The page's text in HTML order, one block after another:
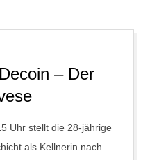
– Der
Uhr stellt die 28-jährige
als Kellnerin nach